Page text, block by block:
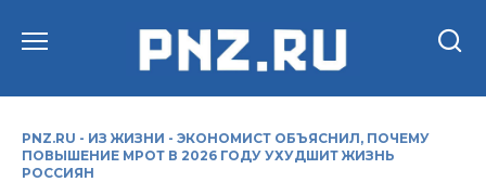
PNZ.RU - ИЗ ЖИЗНИ - ЭКОНОМИСТ ОБЪЯСНИЛ, ПОЧЕМУ
ПОВЫШЕНИЕ МРОТ В 2026 ГОДУ УХУДШИТ ЖИЗНЬ
РОССИЯН